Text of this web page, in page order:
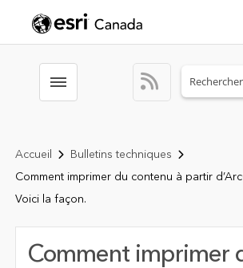
Toggle menubar
Accueil
Bulletins techniques
Comment imprimer du contenu à partir
Voici la façon.
Comment imprimer